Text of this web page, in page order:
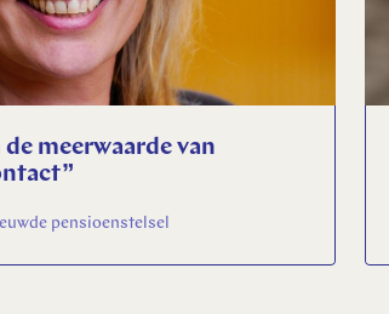
meerwaarde van
pensioenstelsel